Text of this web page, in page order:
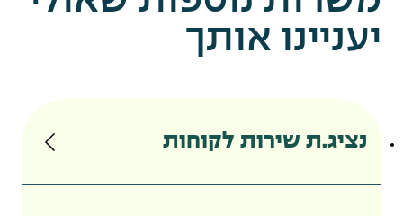
יעניינו אותך
נציג.ת שירות לקוחות